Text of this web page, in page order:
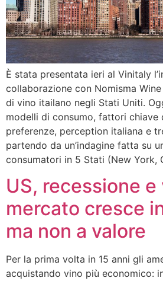
È stata presentata ieri al Vinitaly
collaborazione con Nomisma
di vino itailano negli Stati Uniti.
modelli di consumo, fattori chiave
preferenze, perception italiana e
partendo da un’indagine fatta su
consumatori in 5 Stati (New York,
US, recessione e
mercato cresce
ma non a valore
Per la prima volta in 15 anni gli
acquistando vino più economico: